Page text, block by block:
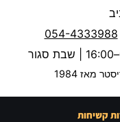
054-4333988
מאז 1984
קשיחות